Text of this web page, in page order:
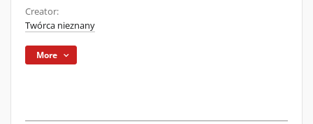
Creator:
Twórca nieznany
More